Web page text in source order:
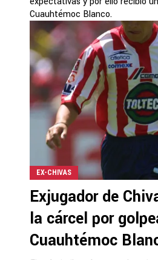
Cuauhtémoc Blanco.
EX-CHIVAS
Exjugador de
la cárcel por
Cuauhtémoc